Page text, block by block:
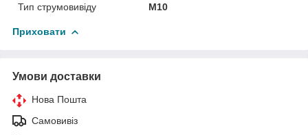
Тип струмовивіду
M10
Приховати
Умови доставки
Нова Пошта
Самовивіз